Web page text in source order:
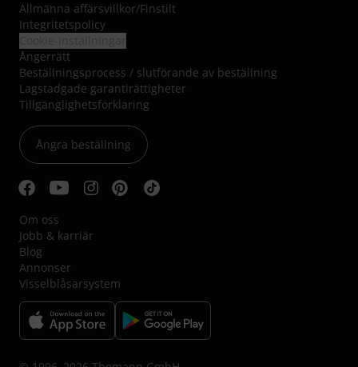
Allmänna affärsvillkor/Finstilt
Integritetspolicy
Ångerrätt
Beställningsprocess / slutförande av beställning
Lagstadgade garantirättigheter
Tillgänglighetsförklaring
Ångra beställning
Om oss
Jobb & karriär
Blog
Annonser
Visselblåsarsystem